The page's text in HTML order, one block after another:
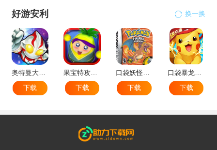
好游安利 换一换
奥特曼大战小怪兽
下载
下载
下载
下载